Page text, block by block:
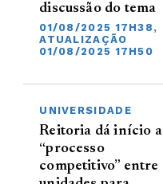
discussão do tema
01/08/2025 17H38,
ATUALIZAÇÃO
01/08/2025 17H50
UNIVERSIDADE
Reitoria dá início a
“processo
competitivo” entre